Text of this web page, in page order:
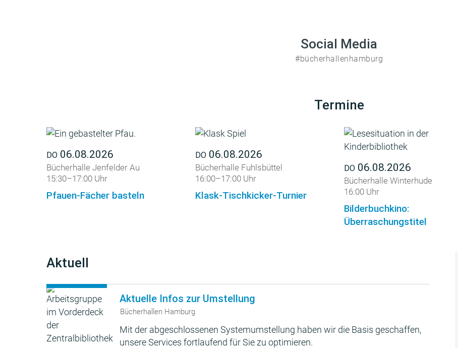
Social Media
#bücherhallenhamburg
Termine
DO 06.08.2026
Bücherhalle Jenfelder Au
15:30–17:00 Uhr
Pfauen-Fächer basteln
DO 06.08.2026
Bücherhalle Fuhlsbüttel
16:00–17:00 Uhr
Klask-Tischkicker-Turnier
DO 06.08.2026
Bücherhalle Winterhude
16:00 Uhr
Bilderbuchkino:
Überraschungstitel
Aktuell
Aktuelle Infos zur Umstellung
Bücherhallen Hamburg
Mit der abgeschlossenen Systemumstellung haben wir die Basis geschaffen,
unsere Services fortlaufend für Sie zu optimieren.